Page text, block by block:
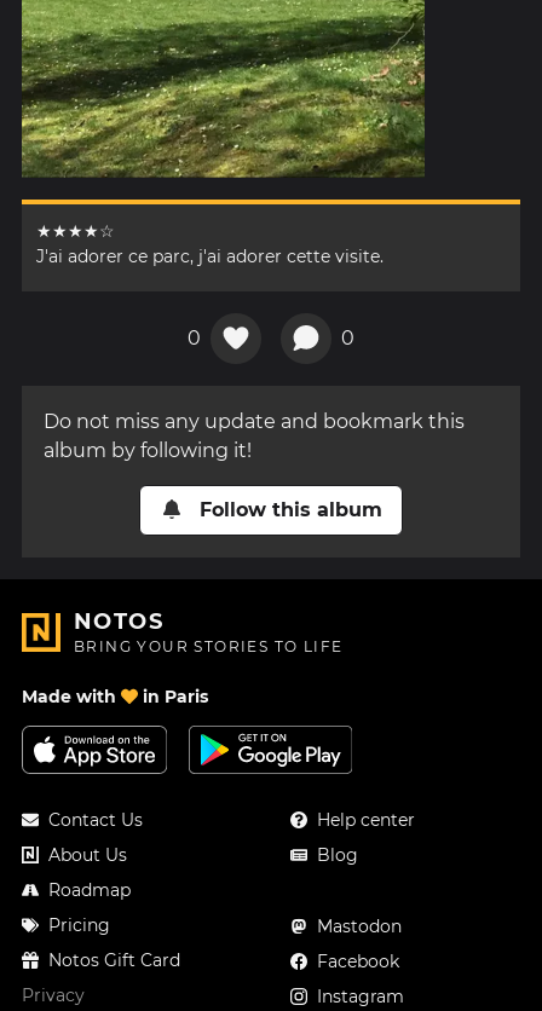
★★★★☆
J'ai adorer ce parc, j'ai adorer cette visite.
0 0
Do not miss any update and bookmark this
album by following it!
Follow this album
NOTOS
BRING YOUR STORIES TO LIFE
Made with in Paris
Contact Us
About Us
Roadmap
Pricing
Notos Gift Card
Privacy
Help center
Blog
Mastodon
Facebook
Instagram